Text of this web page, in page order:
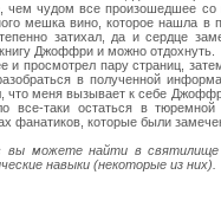
чем чудом все произошедшее со
мешка вино, которое нашла в
затихал, да и сердце
Джоффри и можно отдохнуть.
и просмотрел пару страниц,
в полученной
что меня вызывает к себе
все-таки остаться в
фанатиков, которые были
вы можете найти в святилище
навыки (некоторые из них).